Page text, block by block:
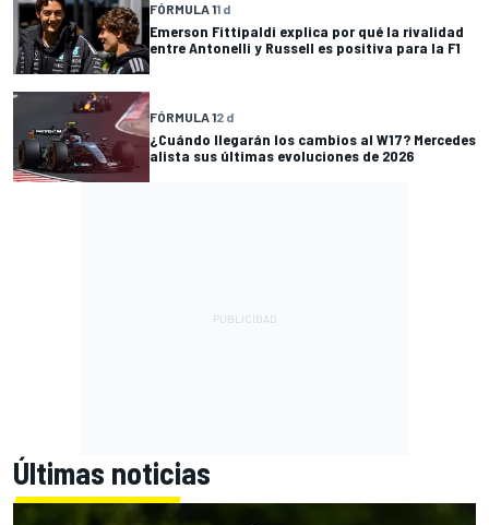
FÓRMULA 11 d
Emerson Fittipaldi explica por qué la rivalidad
entre Antonelli y Russell es positiva para la F1
FÓRMULA 12 d
¿Cuándo llegarán los cambios al W17? Mercedes
alista sus últimas evoluciones de 2026
Últimas noticias